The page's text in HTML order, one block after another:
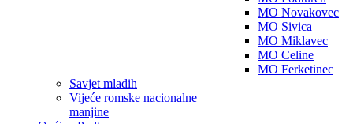
MO Novakovec
MO Sivica
MO Miklavec
MO Celine
MO Ferketinec
Savjet mladih
Vijeće romske nacionalne
manjine